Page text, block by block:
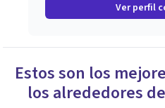
Ver perfil
Estos son los
los alrededores de